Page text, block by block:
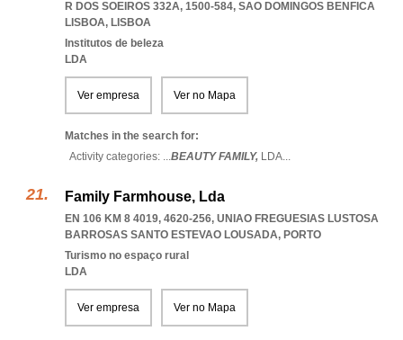
R DOS SOEIROS 332A, 1500-584, SAO DOMINGOS BENFICA
LISBOA, LISBOA
Institutos de beleza
LDA
Ver empresa Ver no Mapa
Matches in the search for:
Activity categories: ...BEAUTY FAMILY, LDA...
Family Farmhouse, Lda
EN 106 KM 8 4019, 4620-256, UNIAO FREGUESIAS LUSTOSA
BARROSAS SANTO ESTEVAO LOUSADA, PORTO
Turismo no espaço rural
LDA
Ver empresa Ver no Mapa